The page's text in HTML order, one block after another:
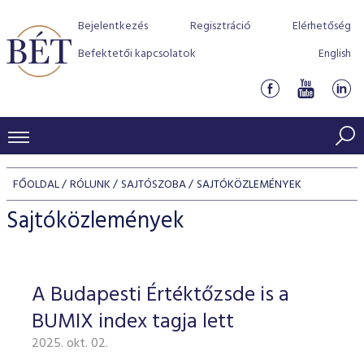
Bejelentkezés Regisztráció
Elérhetőség
Befektetői kapcsolatok
English
KERESKEDÉSI ADATOK
INDEXEK
Jelzáloglevél indexek
Vállalati kötvény indexek
Azonnali Piac
Részvények
Származékos piac
BEFEKTETŐK
Részvény szekció
Hitelpapír szekció
BÉT szabályzatok
Befektetővédelem
Alkalmazott díjstruktúra
Elszámolás
Részvény és vállalati kötvény tőzsdei bevezetését
program
BÉT Xtend - Részvénypiac egyszerűen
TŐZSDETAGOK
Tőzsdetagok, üzletkötők
VENDOROK
FŐOLDAL RÓLUNK SAJTÓSZOBA SAJTÓKÖZLEMÉNYEK
Sajtóközlemények
A Budapesti Értéktőzsde is a
BUMIX index tagja lett
2025. okt. 02.